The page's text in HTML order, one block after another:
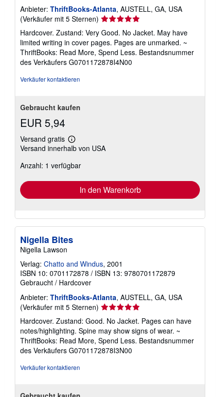
Anbieter: ThriftBooks-Atlanta, AUSTELL, GA, USA
(Verkäufer mit 5 Sternen) Verkäuferbewertung
5
von
5
Sternen
Hardcover. Zustand: Very Good. No Jacket. May have
limited writing in cover pages. Pages are unmarked. ~
ThriftBooks: Read More, Spend Less. Bestandsnummer
des Verkäufers G0701172878I4N00
Verkäufer kontaktieren
Gebraucht kaufen
EUR 5,94
Versand gratis
Weitere
Informationen
Versandkosten
Versand innerhalb von USA
Anzahl: 1 verfügbar
In den Warenkorb
Nigella Bites
Nigella Lawson
Verlag: Chatto and Windus, 2001
ISBN 10: 0701172878 / ISBN 13: 9780701172879
Gebraucht / Hardcover
Anbieter: ThriftBooks-Atlanta, AUSTELL, GA, USA
(Verkäufer mit 5 Sternen) Verkäuferbewertung
5
von
5
Sternen
Hardcover. Zustand: Good. No Jacket. Pages can have
notes/highlighting. Spine may show signs of wear. ~
ThriftBooks: Read More, Spend Less. Bestandsnummer
des Verkäufers G0701172878I3N00
Verkäufer kontaktieren